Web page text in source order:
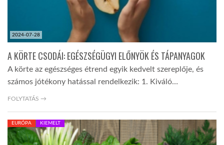
2024-07-28
A KÖRTE CSODÁI: EGÉSZSÉGÜGYI ELŐNYÖK ÉS TÁPANYAGOK
A körte az egészséges étrend egyik kedvelt szereplője, és
számos jótékony hatással rendelkezik: 1. Kiváló…
FOLYTATÁS →
EURÓPA KIEMELT